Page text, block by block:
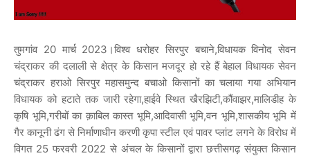
तुमगांव 20 मार्च 2023।विश्व धरोहर सिरपुर बचाने,विधायक विनोद सेवन
चंद्राकर की दलाली से क्षेत्र के किसान मजदूर हो रहे हैं बेहाल विधायक सेवन
चंद्राकर हराओ सिरपुर महासमुन्द बचाओ किसानों का चलाया गया अभियान
विधायक को हटाते तक जारी रहेगा,हाईवे स्थित खैरझिटी,कौंवाझर,मालिडीह के
कृषि भूमि,गरीबों का क़ाबिल कास्त भूमि,आदिवासी भूमि,वन भूमि,शासकीय भूमि में
गैर कानूनी ढंग से निर्माणाधीन करणी कृपा स्टील एवं पावर प्लांट लगने के विरोध में
विगत 25 फरवरी 2022 से अंचल के किसानों द्वारा छत्तीसगढ़ संयुक्त किसान